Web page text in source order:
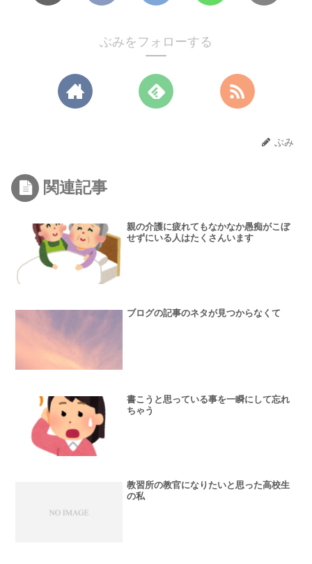
ぶみをフォローする
ぶみ
関連記事
親の介護に疲れてもなかなか愚痴がこぼ
せずにいる人はたくさんいます
ブログの記事のネタが見つからなくて
書こうと思っている事を一瞬にして忘れ
ちゃう
教習所の教官になりたいと思った高校生
の私